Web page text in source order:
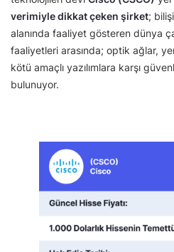
verimiyle dikkat çeken şirket;
alanında faaliyet gösteren dünya
faaliyetleri arasında; optik ağlar,
kötü amaçlı yazılımlara karşı
bulunuyor.